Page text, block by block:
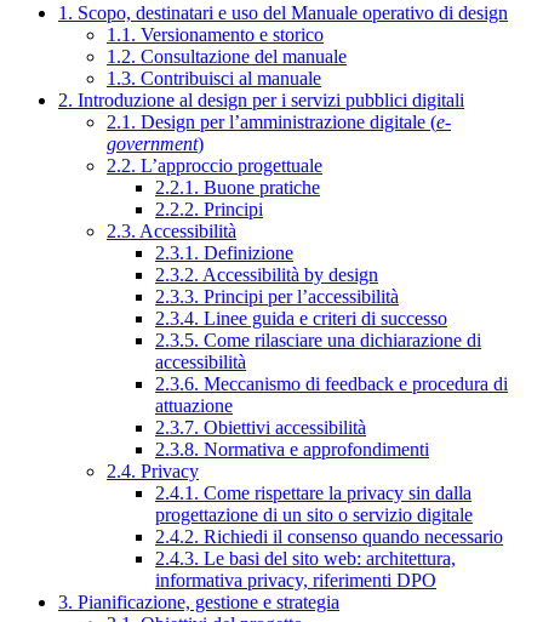
1. Scopo, destinatari e uso del Manuale operativo di design
1.1. Versionamento e storico
1.2. Consultazione del manuale
1.3. Contribuisci al manuale
2. Introduzione al design per i servizi pubblici digitali
2.1. Design per l’amministrazione digitale (e-
government)
2.2. L’approccio progettuale
2.2.1. Buone pratiche
2.2.2. Principi
2.3. Accessibilità
2.3.1. Definizione
2.3.2. Accessibilità by design
2.3.3. Principi per l’accessibilità
2.3.4. Linee guida e criteri di successo
2.3.5. Come rilasciare una dichiarazione di
accessibilità
2.3.6. Meccanismo di feedback e procedura di
attuazione
2.3.7. Obiettivi accessibilità
2.3.8. Normativa e approfondimenti
2.4. Privacy
2.4.1. Come rispettare la privacy sin dalla
progettazione di un sito o servizio digitale
2.4.2. Richiedi il consenso quando necessario
2.4.3. Le basi del sito web: architettura,
informativa privacy, riferimenti DPO
3. Pianificazione, gestione e strategia